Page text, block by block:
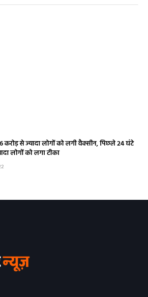
से ज्यादा लोगों को लगी वैक्सीन, पिछले 24 घंटे
लोगों को लगा टीका